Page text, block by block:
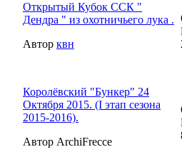
Открытый Кубок ССК "
Дендра " из охотничьего лука .
Автор квн
Королёвский "Бункер" 24
Октября 2015. (I этап сезона
2015-2016).
Автор ArchiFrecce